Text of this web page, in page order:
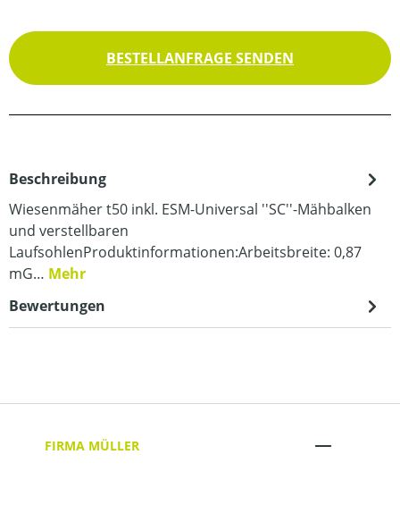
BESTELLANFRAGE SENDEN
Beschreibung
Wiesenmäher t50 inkl. ESM-Universal ''SC''-Mähbalken
und verstellbaren
LaufsohlenProduktinformationen:Arbeitsbreite: 0,87
mG… Mehr
Bewertungen
FIRMA MÜLLER